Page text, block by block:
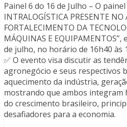
Painel 6 do 16 de Julho – O
INTRALOGÍSTICA PRESENTE NO
FORTALECIMENTO DA
MÁQUINAS E
de julho, no horário de 16h40 às
✅ O evento visa discutir as
agronegócio e seus respectivos
aquecimento da indústria,
mostrando que ambos integram
do crescimento brasileiro,
desafiadores para a economia.